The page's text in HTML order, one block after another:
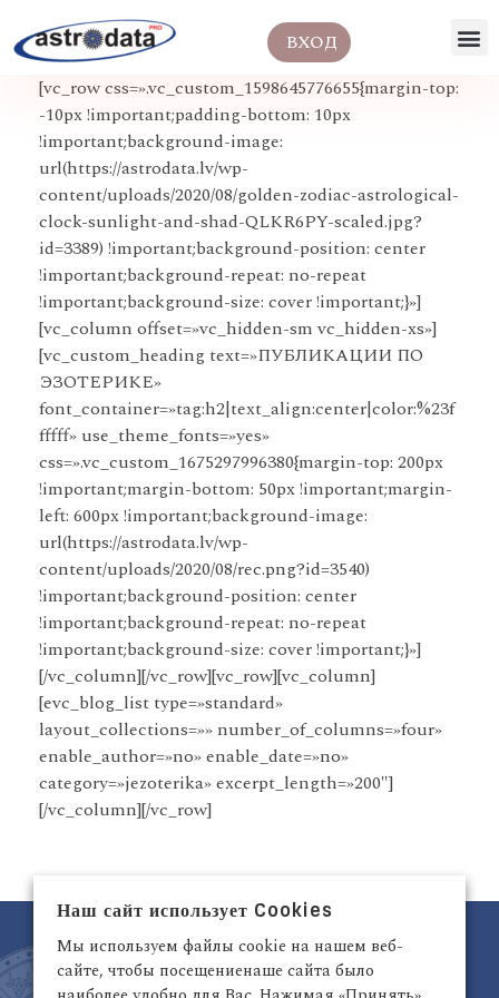
ВХОД
[vc_row css=».vc_custom_1598645776655{margin-top:
-10px !important;padding-bottom: 10px
!important;background-image:
url(https://astrodata.lv/wp-
content/uploads/2020/08/golden-zodiac-astrological-
clock-sunlight-and-shad-QLKR6PY-scaled.jpg?
id=3389) !important;background-position: center
!important;background-repeat: no-repeat
!important;background-size: cover !important;}»]
[vc_column offset=»vc_hidden-sm vc_hidden-xs»]
[vc_custom_heading text=»ПУБЛИКАЦИИ ПО
ЭЗОТЕРИКЕ»
font_container=»tag:h2|text_align:center|color:%23f
fffff» use_theme_fonts=»yes»
css=».vc_custom_1675297996380{margin-top: 200px
!important;margin-bottom: 50px !important;margin-
left: 600px !important;background-image:
url(https://astrodata.lv/wp-
content/uploads/2020/08/rec.png?id=3540)
!important;background-position: center
!important;background-repeat: no-repeat
!important;background-size: cover !important;}»]
[/vc_column][/vc_row][vc_row][vc_column]
[evc_blog_list type=»standard»
layout_collections=»» number_of_columns=»four»
enable_author=»no» enable_date=»no»
category=»jezoterika» excerpt_length=»200″]
[/vc_column][/vc_row]
Наш сайт использует Cookies
Мы используем файлы cookie на нашем веб-
сайте, чтобы посещениенаше сайта было